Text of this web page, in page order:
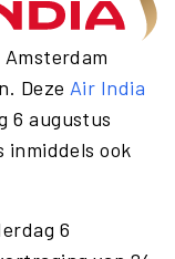
Deze Air India
6 augustus
inmiddels ook
6